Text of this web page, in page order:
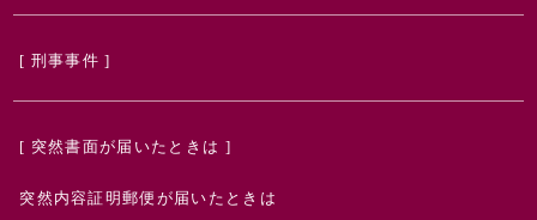
[ 刑事事件 ]
[ 突然書面が届いたときは ]
突然内容証明郵便が届いたときは